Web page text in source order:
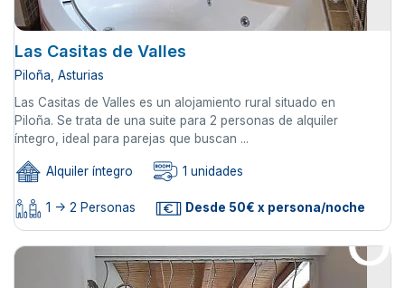
Las Casitas de Valles
Piloña, Asturias
Las Casitas de Valles es un alojamiento rural situado en
Piloña. Se trata de una suite para 2 personas de alquiler
íntegro, ideal para parejas que buscan ...
Alquiler íntegro 1 unidades
1 -> 2 Personas Desde 50€ x persona/noche